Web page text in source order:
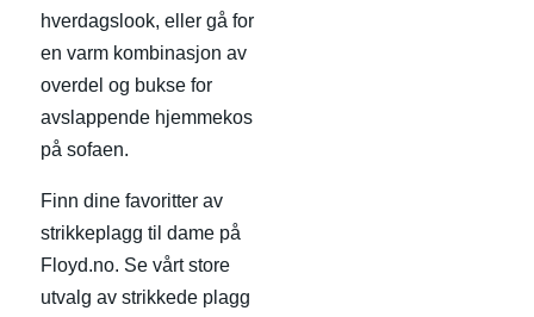
hverdagslook, eller gå for
en varm kombinasjon av
overdel og bukse for
avslappende hjemmekos
på sofaen.
Finn dine favoritter av
strikkeplagg til dame på
Floyd.no. Se vårt store
utvalg av strikkede plagg